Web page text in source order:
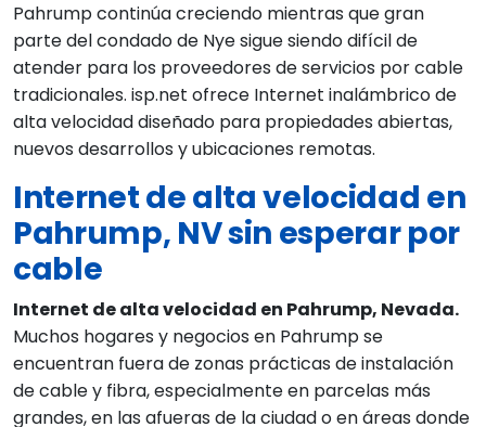
Pahrump continúa creciendo mientras que gran
parte del condado de Nye sigue siendo difícil de
atender para los proveedores de servicios por cable
tradicionales. isp.net ofrece Internet inalámbrico de
alta velocidad diseñado para propiedades abiertas,
nuevos desarrollos y ubicaciones remotas.
Internet de alta velocidad en
Pahrump, NV sin esperar por
cable
Internet de alta velocidad en Pahrump, Nevada.
Muchos hogares y negocios en Pahrump se
encuentran fuera de zonas prácticas de instalación
de cable y fibra, especialmente en parcelas más
grandes, en las afueras de la ciudad o en áreas donde